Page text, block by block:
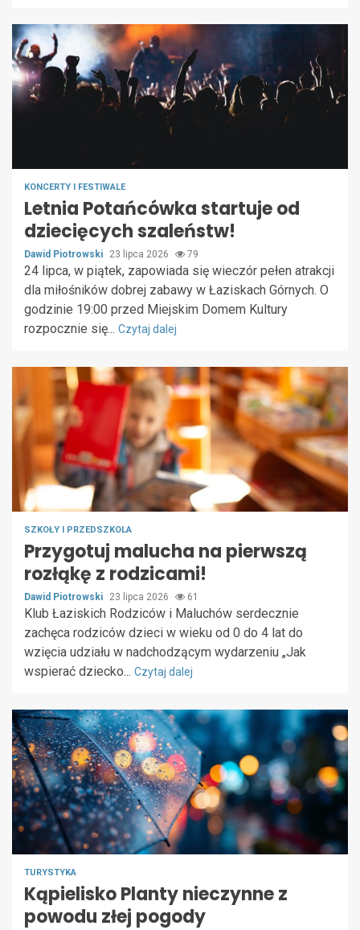
KONCERTY I FESTIWALE
Letnia Potańcówka startuje od
dziecięcych szaleństw!
Dawid Piotrowski 23 lipca 2026 79
24 lipca, w piątek, zapowiada się wieczór pełen atrakcji
dla miłośników dobrej zabawy w Łaziskach Górnych. O
godzinie 19:00 przed Miejskim Domem Kultury
rozpocznie się... Czytaj dalej
SZKOŁY I PRZEDSZKOLA
Przygotuj malucha na pierwszą
rozłąkę z rodzicami!
Dawid Piotrowski 23 lipca 2026 61
Klub Łaziskich Rodziców i Maluchów serdecznie
zachęca rodziców dzieci w wieku od 0 do 4 lat do
wzięcia udziału w nadchodzącym wydarzeniu „Jak
wspierać dziecko... Czytaj dalej
TURYSTYKA
Kąpielisko Planty nieczynne z
powodu złej pogody